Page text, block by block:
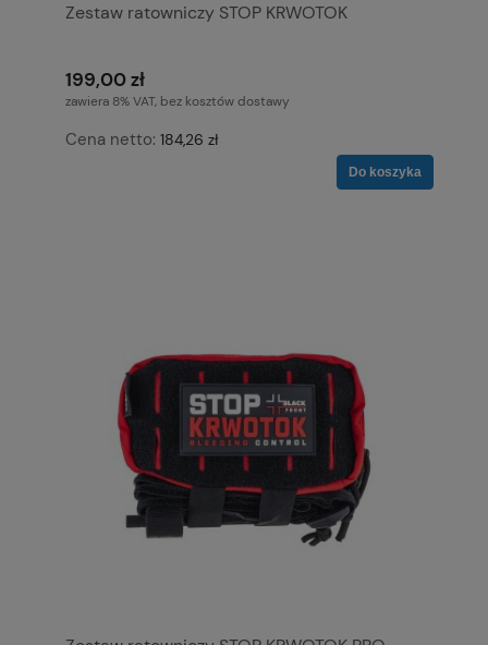
Zestaw ratowniczy STOP KRWOTOK
199,00 zł
zawiera 8% VAT, bez kosztów dostawy
Cena netto: 184,26 zł
Do koszyka